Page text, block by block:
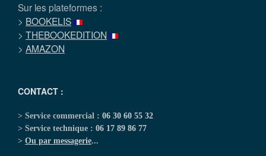
Sur les plateformes :
> BOOKELIS
> THEBOOKEDITION
> AMAZON
CONTACT :
> Service commercial : 06 30 60 55 32
> Service technique : 06 17 89 86 77
> Ou par messagerie...